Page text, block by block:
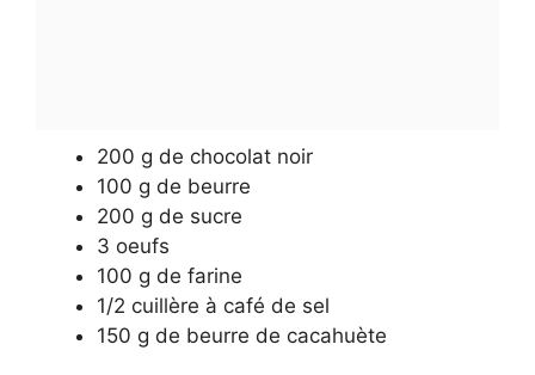
200 g de chocolat noir
100 g de beurre
200 g de sucre
3 oeufs
100 g de farine
1/2 cuillère à café de sel
150 g de beurre de cacahuète